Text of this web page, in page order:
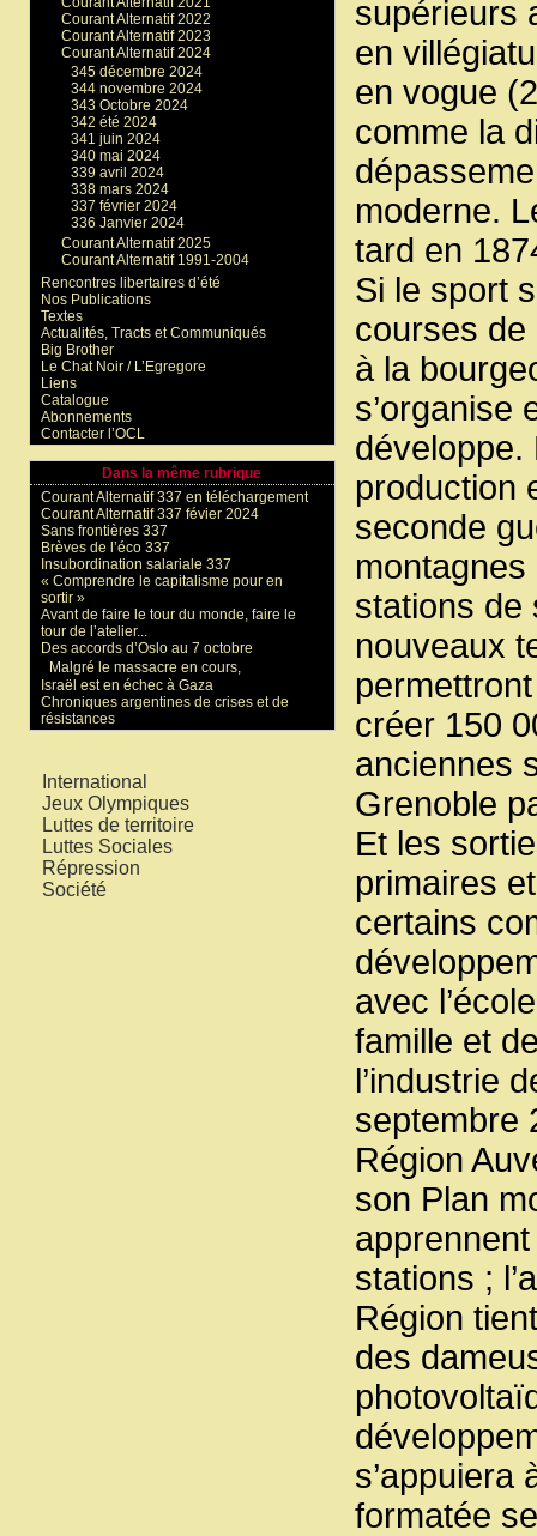
supérieurs
en
en vogue
comme la
moderne.
tard en
Si le sport
courses de
à la
s’organise
développe.
production
seconde
stations de
nouveaux
créer 150
anciennes
Grenoble
Et les
primaires
certains
avec
famille et
l’industrie
septembre
Région
son Plan
stations ;
Région
des
s’appuiera
formatée
Courant Alternatif 2022
Courant Alternatif 2023
Courant Alternatif 2024
345 décembre 2024
344 novembre 2024
343 Octobre 2024
342 été 2024
341 juin 2024
340 mai 2024
339 avril 2024
338 mars 2024
337 février 2024
336 Janvier 2024
Courant Alternatif 2025
Courant Alternatif 1991-2004
Rencontres libertaires d’été
Nos Publications
Textes
Actualités, Tracts et Communiqués
Big Brother
Le Chat Noir / L’Egregore
Liens
Catalogue
Abonnements
Contacter l’OCL
Dans la même rubrique
Courant Alternatif 337 en téléchargement
Courant Alternatif 337 févier 2024
Sans frontières 337
Brèves de l’éco 337
Insubordination salariale 337
« Comprendre le capitalisme pour en
sortir »
Avant de faire le tour du monde, faire le
tour de l’atelier...
Des accords d’Oslo au 7 octobre
Malgré le massacre en cours,
Israël est en échec à Gaza
Chroniques argentines de crises et de
résistances
International
Jeux Olympiques
Luttes de territoire
Luttes Sociales
Répression
Société